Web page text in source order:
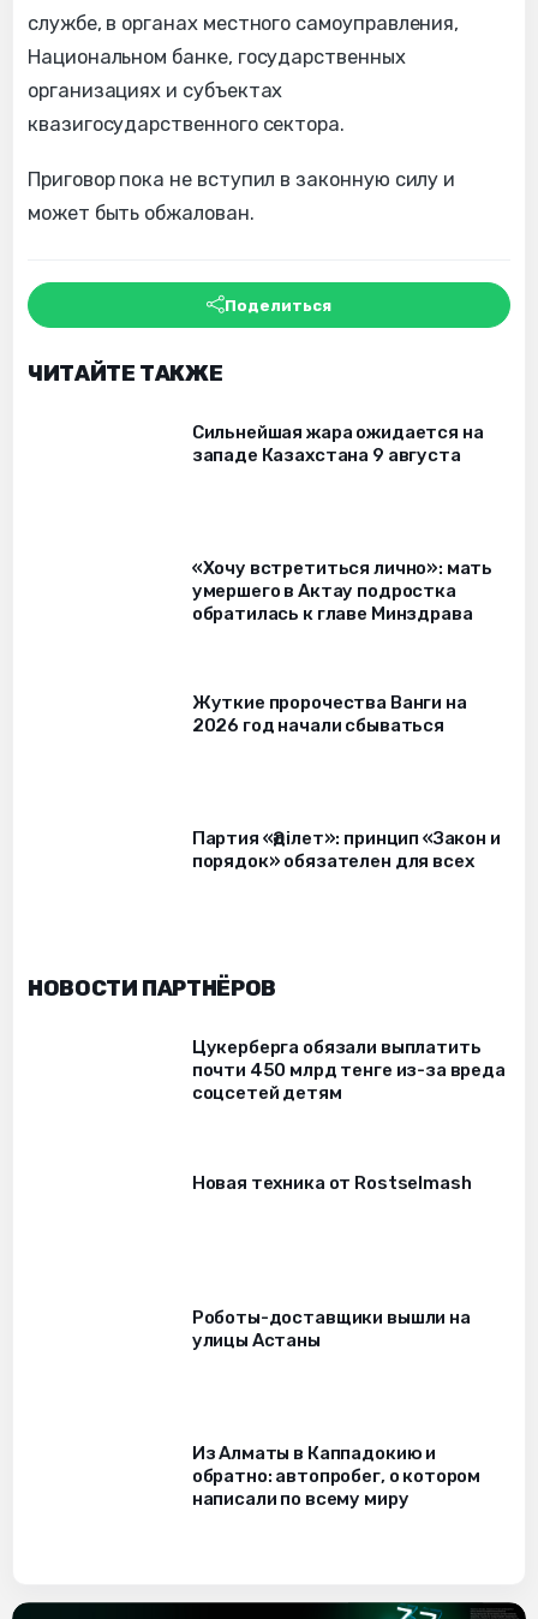
службе, в органах местного самоуправления,
Национальном банке, государственных
организациях и субъектах
квазигосударственного сектора.
Приговор пока не вступил в законную силу и
может быть обжалован.
Поделиться
ЧИТАЙТЕ ТАКЖЕ
Сильнейшая жара ожидается на
западе Казахстана 9 августа
«Хочу встретиться лично»: мать
умершего в Актау подростка
обратилась к главе Минздрава
Жуткие пророчества Ванги на
2026 год начали сбываться
Партия «Әділет»: принцип «Закон и
порядок» обязателен для всех
НОВОСТИ ПАРТНЁРОВ
Цукерберга обязали выплатить
почти 450 млрд тенге из-за вреда
соцсетей детям
Новая техника от Rostselmash
Роботы-доставщики вышли на
улицы Астаны
Из Алматы в Каппадокию и
обратно: автопробег, о котором
написали по всему миру